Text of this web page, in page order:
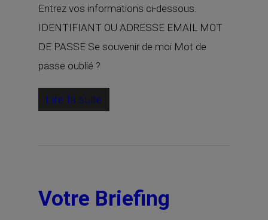
Entrez vos informations ci-dessous.
IDENTIFIANT OU ADRESSE EMAIL MOT
DE PASSE Se souvenir de moi Mot de
passe oublié ?
Lire la suite
Votre Briefing